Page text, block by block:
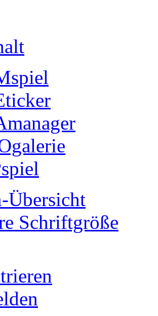
Übersicht
Schriftgröße